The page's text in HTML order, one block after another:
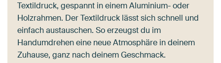
Textildruck, gespannt in einem Aluminium- oder
Holzrahmen. Der Textildruck lässt sich schnell und
einfach austauschen. So erzeugst du im
Handumdrehen eine neue Atmosphäre in deinem
Zuhause, ganz nach deinem Geschmack.